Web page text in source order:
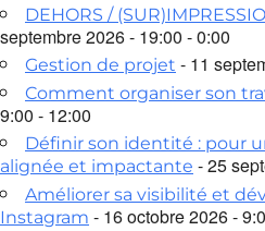
DEHORS /
septembre 2026 - 19:00 - 0:00
Gestion de projet - 11
Comment organiser son
9:00 - 12:00
Définir son identité : pour
alignée et impactante - 25
Améliorer sa visibilité et
Instagram - 16 octobre 2026 -